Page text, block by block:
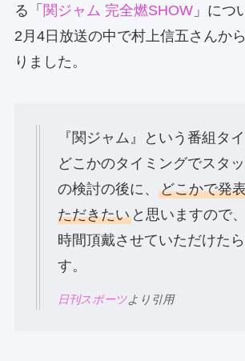
る「 関ジャム 完全燃SHOW」につ
2月4日放送の中で村上信五さんか
りました。
『関ジャム』という番組タイ
どこかのタイミングでスタ
の検討の後に、 どこかで発
ただきたいと思いますので
時間頂戴させていただけた
す。
日刊スポーツより引用